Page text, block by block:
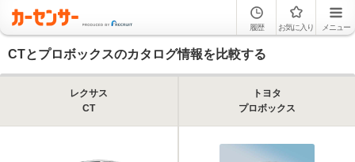
履歴 お気に入り メニュー
CTとプロボックスのカタログ情報を比較する
レクサス
CT
トヨタ
プロボックス